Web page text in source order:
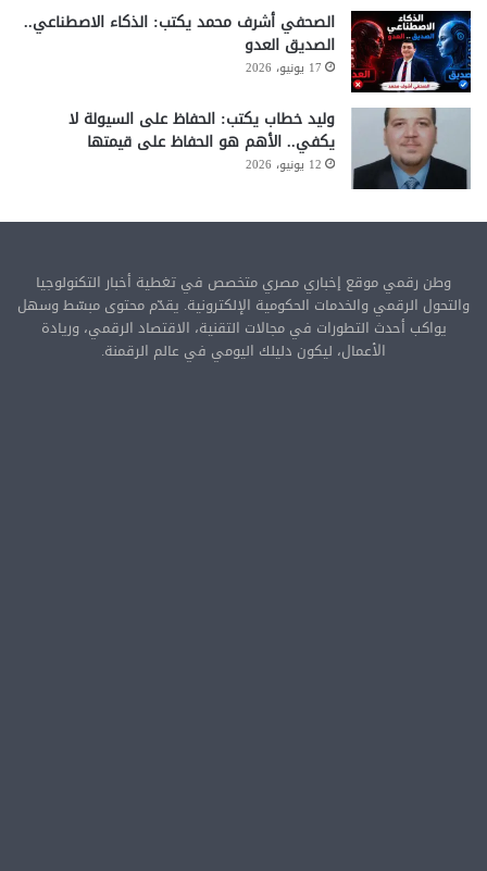
الصحفي أشرف محمد يكتب: الذكاء الاصطناعي..
الصديق العدو
17 يونيو، 2026
وليد خطاب يكتب: الحفاظ على السيولة لا
يكفي.. الأهم هو الحفاظ على قيمتها
12 يونيو، 2026
وطن رقمي موقع إخباري مصري متخصص في تغطية أخبار التكنولوجيا
والتحول الرقمي والخدمات الحكومية الإلكترونية. يقدّم محتوى مبسّط وسهل
يواكب أحدث التطورات في مجالات التقنية، الاقتصاد الرقمي، وريادة
الأعمال، ليكون دليلك اليومي في عالم الرقمنة.